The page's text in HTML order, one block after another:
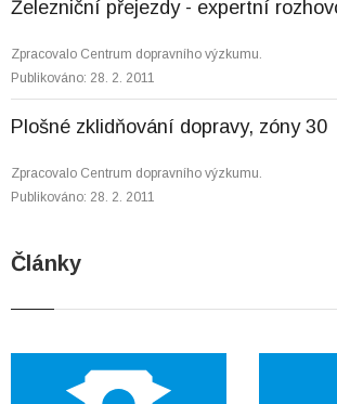
Železniční přejezdy - expertní
Zpracovalo Centrum dopravního výzkumu.
Publikováno: 28. 2. 2011
Plošné zklidňování dopravy, zóny 30
Zpracovalo Centrum dopravního výzkumu.
Publikováno: 28. 2. 2011
Články